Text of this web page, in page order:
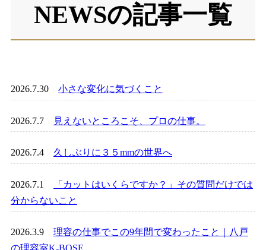
NEWSの記事一覧
2026.7.30 小さな変化に気づくこと
2026.7.7 見えないところこそ、プロの仕事。
2026.7.4 久しぶりに３５mmの世界へ
2026.7.1
「カットはいくらですか？」その質問だけでは
分からないこと
2026.3.9
理容の仕事でこの9年間で変わったこと｜八戸